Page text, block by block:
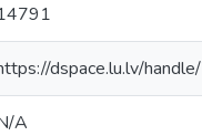
dspace.lu.lv/
A